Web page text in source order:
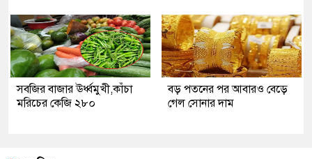
সবজির বাজার ঊর্ধ্বমুখী,কাঁচা
মরিচের কেজি ২৮০
বড় পতনের পর আবারও বেড়ে
গেল সোনার দাম